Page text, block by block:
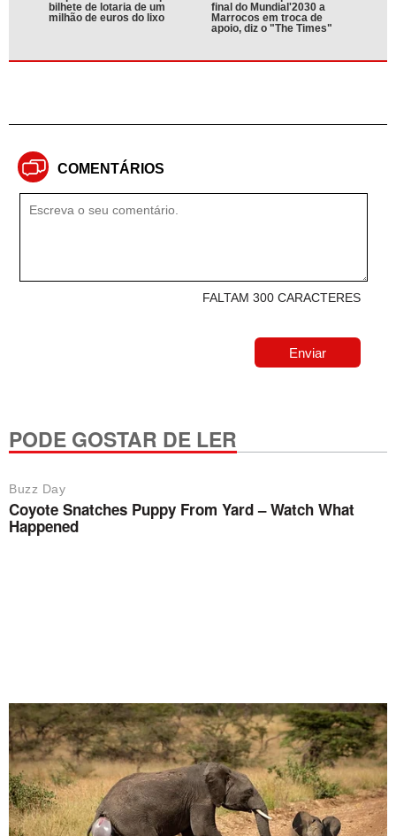
bilhete de lotaria de um
milhão de euros do lixo
final do Mundial'2030 a
Marrocos em troca de
apoio, diz o "The Times"
COMENTÁRIOS
FALTAM 300 CARACTERES